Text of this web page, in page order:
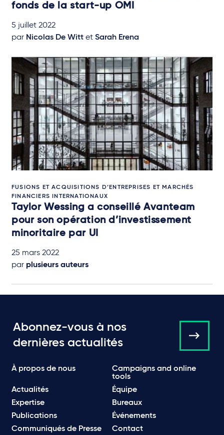
fonds de la start-up OMI
5 juillet 2022
par Nicolas De Witt et Sarah Erena
FUSIONS ET ACQUISITIONS D’ENTREPRISES ET MARCHÉS
FINANCIERS INTERNATIONAUX
Taylor Wessing a conseillé Avanteam
pour son opération d’investissement
minoritaire par UI
25 mars 2022
par plusieurs auteurs
Abonnez-vous à nos
dernières actualités
À propos de nous
Campaigns and online
tools
Actualités
Équipe
Expertise
Bureaux
Publications
Événements
Communiqués de Presse
Contact